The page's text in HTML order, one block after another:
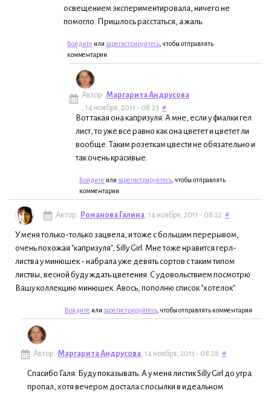
освещением экспериментировала, ничего не
помогло. Пришлось расстаться, а жаль.
Войдите или зарегистрируйтесь , чтобы отправлять
комментарии
Автор: Маргарита Андрусова
, 14 ноября, 2011 - 08:23 #
Вот такая она капризуля. А мне, если у фиалки гел
лист, то уже все равно как она цветет и цветет ли
вообще. Таким розеткам цвести не обязательно и
так очень красивые.
Войдите или зарегистрируйтесь , чтобы отправлять
комментарии
Автор: Романова Галина, 14 ноября, 2011 - 08:22 #
У меня только-только зацвела, и тоже с большим перерывом,
очень похожая "капризуля", Silly Girl. Мне тоже нравится герл-
листва у минюшек - набрала уже девять сортов с таким типом
листвы, весной буду ждать цветения. С удовольствием посмотрю
Вашу коллекцию минюшек. Авось, пополню список "хотелок".
Войдите или зарегистрируйтесь , чтобы отправлять комментарии
Автор: Маргарита Андрусова, 14 ноября, 2011 - 08:28 #
Спасибо Галя. Буду показывать. А у меня листик Silly Girl до утра
пропал, хотя вечером достала с посылки в идеальном